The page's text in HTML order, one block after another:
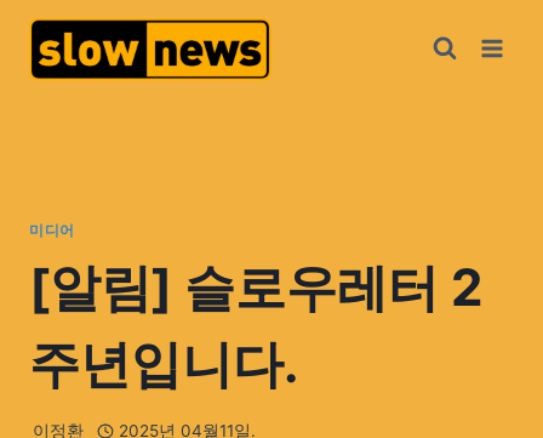
미디어
[알림] 슬로우레터 2
주년입니다.
이정환 2025년 04월11일.